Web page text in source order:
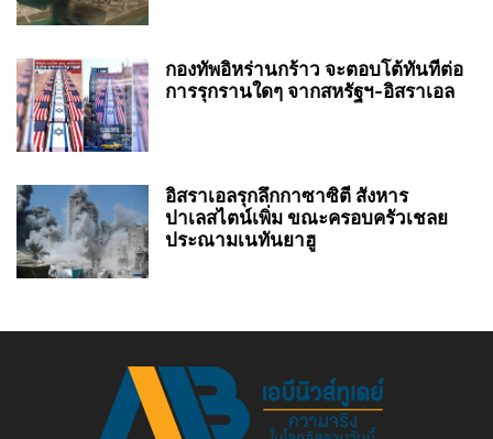
กองทัพอิหร่านกร้าว จะตอบโต้ทันทีต่อ
การรุกรานใดๆ จากสหรัฐฯ-อิสราเอล
อิสราเอลรุกลึกกาซาซิตี สังหาร
ปาเลสไตน์เพิ่ม ขณะครอบครัวเชลย
ประณามเนทันยาฮู